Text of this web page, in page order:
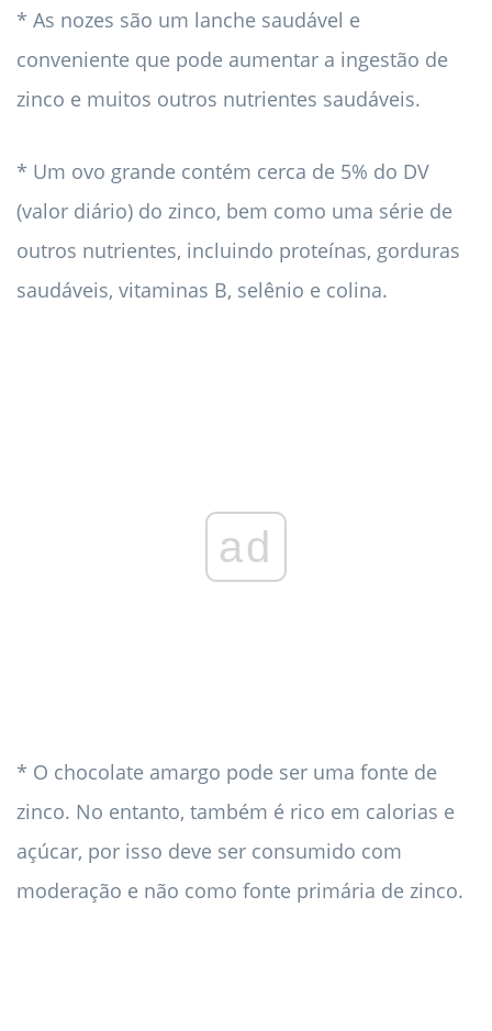
* As nozes são um lanche saudável e
conveniente que pode aumentar a ingestão de
zinco e muitos outros nutrientes saudáveis.
* Um ovo grande contém cerca de 5% do DV
(valor diário) do zinco, bem como uma série de
outros nutrientes, incluindo proteínas, gorduras
saudáveis, vitaminas B, selênio e colina.
ad
* O chocolate amargo pode ser uma fonte de
zinco. No entanto, também é rico em calorias e
açúcar, por isso deve ser consumido com
moderação e não como fonte primária de zinco.